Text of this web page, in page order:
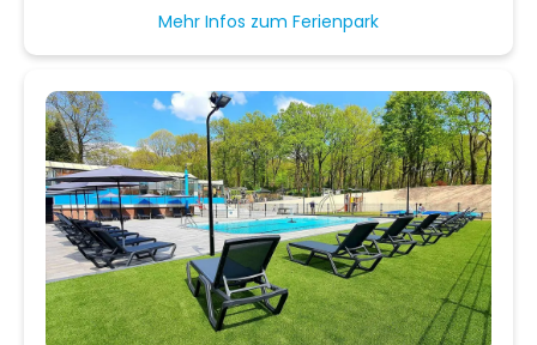
Mehr Infos zum Ferienpark